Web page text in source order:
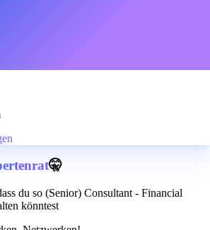
🤫
du so (Senior) Consultant - Financial
könntest